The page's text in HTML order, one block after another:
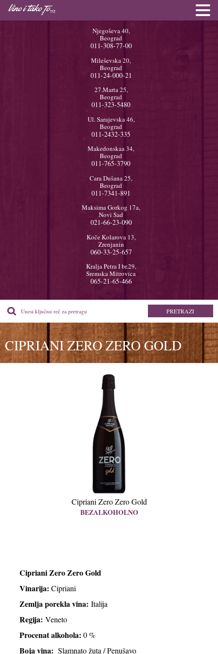
Njegoševa 40,
Beograd
011-308-77-00
Mileševska 20,
Beograd
011-24-000-21
27.Marta 25,
Beograd
011-323-5480
Ul. Sarajevska 46,
Beograd
011-2432-335
Makedonskaa 34,
Beograd
011-765-3790
Cara Dušana 25,
Beograd
011-7341-891
Maksima Gorkog 17a,
Novi Sad
021-66-23-090
Koče Kolarova 13,
Zrenjanin
060-33-25-657
Kralja Petra I br.29,
Sremska Mitrovica
065-21-65-466
CIPRIANI ZERO ZERO GOLD
Cipriani Zero Zero Gold
BEZALKOHOLNO
Cipriani Zero Zero Gold
Vinarija: Cipriani
Zemlja porekla vina: Italija
Regija: Veneto
Procenat alkohola: 0 %
Boja vina: Slamnato žuta / Penušavo